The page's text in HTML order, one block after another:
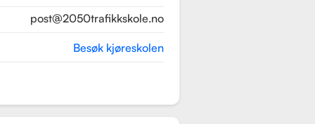
post@2050trafikkskole.no
Besøk kjøreskolen